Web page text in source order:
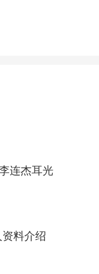
连杰耳光
个人资料介绍